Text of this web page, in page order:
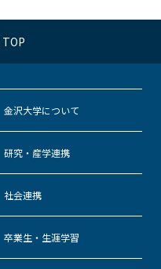
TOP
金沢大学について
研究・産学連携
社会連携
卒業生・生涯学習